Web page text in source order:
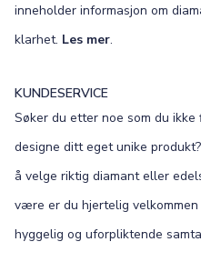
inneholder informasjon om
klarhet. Les mer.
KUNDESERVICE
Søker du etter noe som du
designe ditt eget unike
å velge riktig diamant eller
være er du hjertelig
hyggelig og uforpliktende